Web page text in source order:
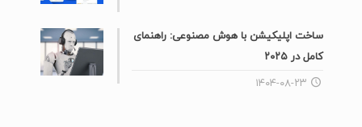
ساخت اپلیکیشن با هوش مصنوعی: راهنمای
کامل در ۲۰۲۵
۱۴۰۴-۰۸-۲۳